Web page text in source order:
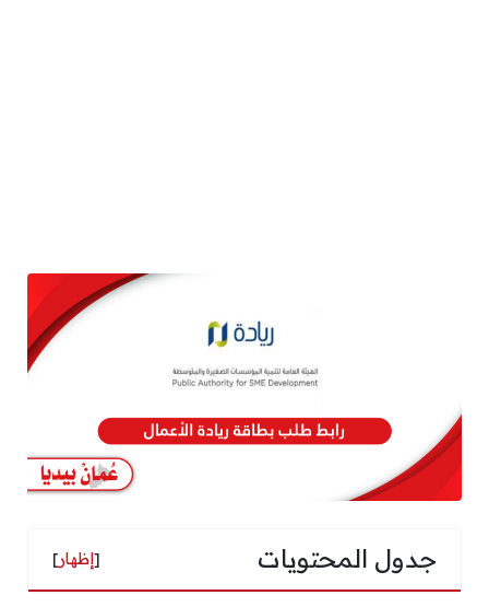
جدول المحتويات [إظهار]